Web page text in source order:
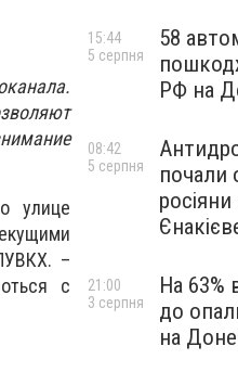
улице
–
с
58
РФ на
15:44
5 серпня
почали
08:42
5 серпня
На 63%
до
на
21:00
3 серпня